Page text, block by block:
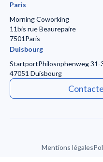
Paris
Morning Coworking
11bis rue Beaurepaire
7501Paris
Duisbourg
StartportPhilosophenweg 31-
47051 Duisbourg
Mentions légales